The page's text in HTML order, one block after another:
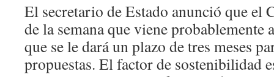
El secretario de Estado anunció que el
de la semana que viene probablemente
que se le dará un plazo de tres meses
propuestas. El factor de sostenibilidad